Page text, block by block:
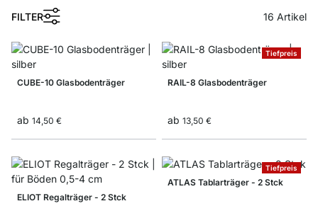
FILTER 16 Artikel
CUBE-10 Glasbodenträger
ab 14,50 €
Tiefpreis
RAIL-8 Glasbodenträger
ab 13,50 €
ELIOT Regalträger - 2 Stck
Tiefpreis
ATLAS Tablarträger - 2 Stck